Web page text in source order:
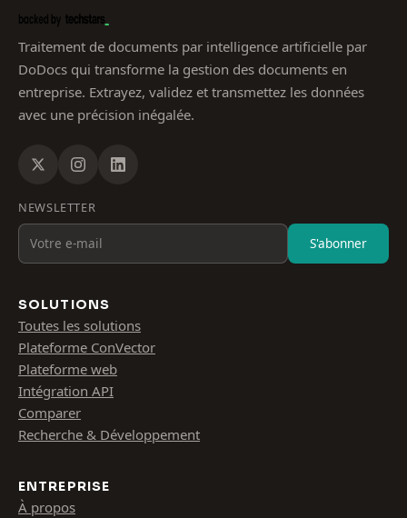
Traitement de documents par intelligence artificielle par
DoDocs qui transforme la gestion des documents en
entreprise. Extrayez, validez et transmettez les données
avec une précision inégalée.
NEWSLETTER
S'abonner
SOLUTIONS
Toutes les solutions
Plateforme ConVector
Plateforme web
Intégration API
Comparer
Recherche & Développement
ENTREPRISE
À propos